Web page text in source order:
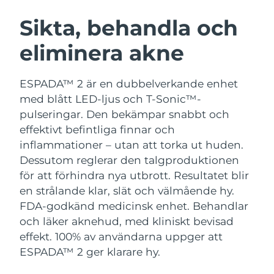
Sikta, behandla och
eliminera akne
ESPADA™ 2 är en dubbelverkande enhet
med blått LED-ljus och T-Sonic™-
pulseringar. Den bekämpar snabbt och
effektivt befintliga finnar och
inflammationer – utan att torka ut huden.
Dessutom reglerar den talgproduktionen
för att förhindra nya utbrott. Resultatet blir
en strålande klar, slät och välmående hy.
FDA-godkänd medicinsk enhet. Behandlar
och läker aknehud, med kliniskt bevisad
effekt. 100% av användarna uppger att
ESPADA™ 2 ger klarare hy.
LUNA™ 4-paket
Anti-aging massage
LUNA™ 4 Plus
Massage, LED heating
LUNA™ 4 Men
For men, anti-aging massage
BEAR™ 2-paket
Microcurrent toning
BEAR™ 2 go
Microcurrent toning on-the-go
BEAR™ 2 eyes & lips
Microcurrent line smoothing device
Återfuktning
UFO™ 3-paket
Deep facial hydration
UFO™ 3 LED
Near-infrared and red light therapy
device
Munvård
issa™ 4
Hybrid silicone sonic toothbrush
issa™ 4 plus
Smart hybrid silicone sonic toothbrush
FAQ™ ANTI-AGING-BEHANDLING
Anti-aging LED-behandlingar
NEW
Österrike Förväntad leverans8/9/26
Bahrain Förväntad leverans
Belgien
Bermuda Förväntad leverans
Bosnien och
Hercegovina
Förväntad leverans8/12/26
Brunei Förväntad leverans8/14/26
Bulgarien Förväntad leverans8/9/26
Kanada Förväntad leverans